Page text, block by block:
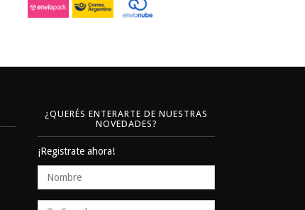
¿QUERÉS ENTERARTE DE NUESTRAS
NOVEDADES?
¡Registrate ahora!